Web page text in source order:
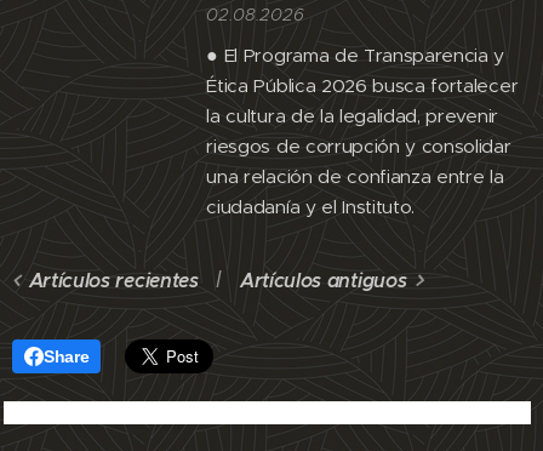
02.08.2026
● El Programa de Transparencia y
Ética Pública 2026 busca fortalecer
la cultura de la legalidad, prevenir
riesgos de corrupción y consolidar
una relación de confianza entre la
ciudadanía y el Instituto.
Artículos recientes Artículos antiguos
Share